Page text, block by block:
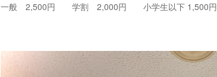
一般 2,500円 学割 2,000円 小学生以下 1,500円